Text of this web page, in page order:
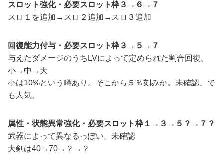
スロット強化・必要スロット枠３→６→７
スロ１を追加→スロ２追加→スロ３追加
回復能力付与・必要スロット枠３→５→７
与えたダメージのうちLVによって定められた割合回復。
小→中→大
小は10%という噂あり。そこから５％刻みか。未確認、で
も人気。
属性・状態異常強化・必要スロット枠１→３→５？→７？
武器によって異なるっぽい。未確認
大剣は40→70→？→？